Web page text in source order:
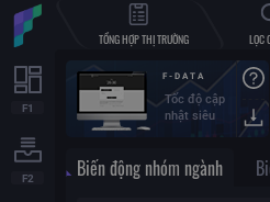
TỔNG HỢP THỊ TRƯỜNG LỌC
F-DATA
Tốc độ cập
nhật siêu
ổn định
Biến động nhóm ngành